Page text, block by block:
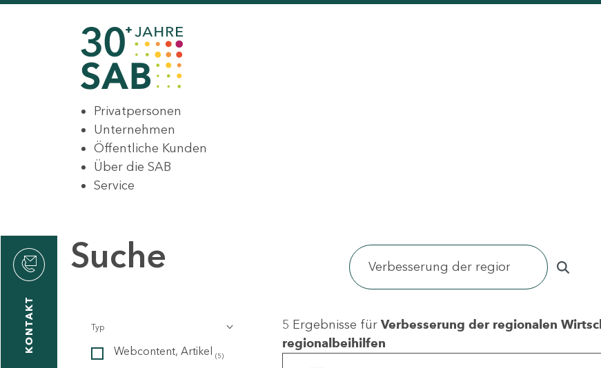
Privatpersonen
Unternehmen
Öffentliche Kunden
Über die SAB
Service
KONTAKT
Suche
Typ
Webcontent, Artikel (5)
5 Ergebnisse für Verbesserung der regionalen
regionalbeihilfen